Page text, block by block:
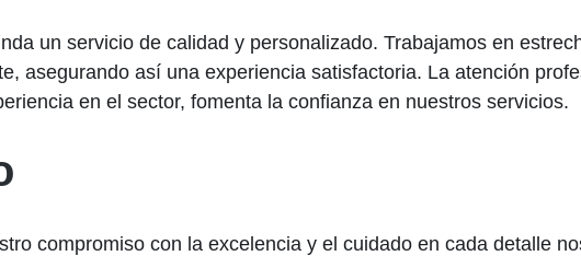
un servicio de calidad y personalizado. Trabajamos en
asegurando así una experiencia satisfactoria. La atención
en el sector, fomenta la confianza en nuestros servicios.
compromiso con la excelencia y el cuidado en cada detalle